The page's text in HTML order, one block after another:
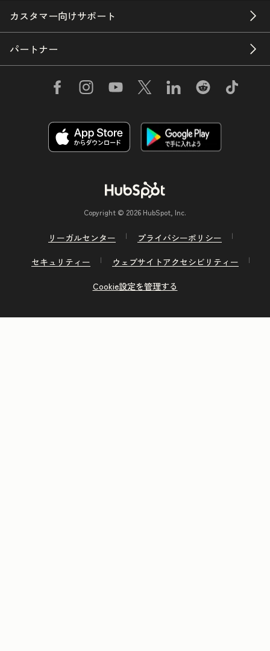
カスタマー向けサポート
パートナー
Copyright © 2026 HubSpot, Inc.
リーガルセンター
プライバシーポリシー
セキュリティー
ウェブサイトアクセシビリティー
Cookie設定を管理する